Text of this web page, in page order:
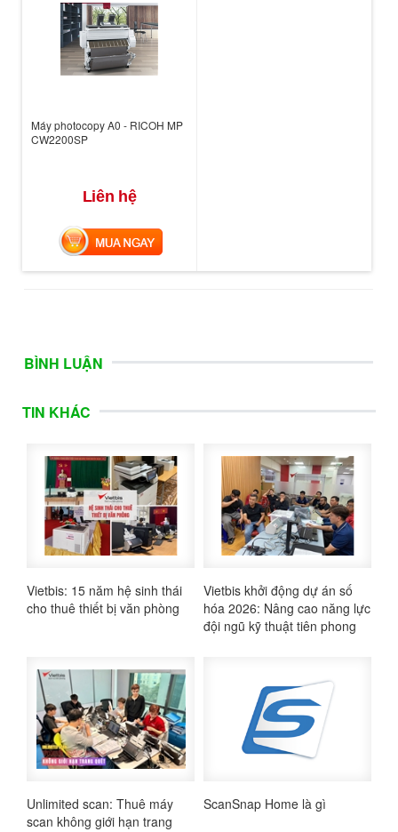
Máy photocopy A0 - RICOH MP
CW2200SP
Liên hệ
MUA NGAY
BÌNH LUẬN
TIN KHÁC
Vietbis: 15 năm hệ sinh thái
cho thuê thiết bị văn phòng
Vietbis khởi động dự án số
hóa 2026: Nâng cao năng lực
đội ngũ kỹ thuật tiên phong
Unlimited scan: Thuê máy
scan không giới hạn trang
ScanSnap Home là gì